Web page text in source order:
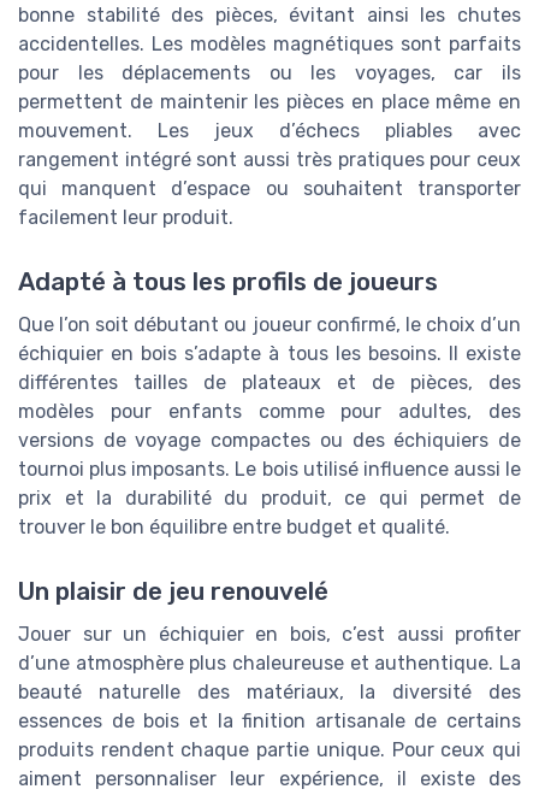
bonne stabilité des pièces, évitant ainsi les chutes
accidentelles. Les modèles magnétiques sont parfaits
pour les déplacements ou les voyages, car ils
permettent de maintenir les pièces en place même en
mouvement. Les jeux d’échecs pliables avec
rangement intégré sont aussi très pratiques pour ceux
qui manquent d’espace ou souhaitent transporter
facilement leur produit.
Adapté à tous les profils de joueurs
Que l’on soit débutant ou joueur confirmé, le choix d’un
échiquier en bois s’adapte à tous les besoins. Il existe
différentes tailles de plateaux et de pièces, des
modèles pour enfants comme pour adultes, des
versions de voyage compactes ou des échiquiers de
tournoi plus imposants. Le bois utilisé influence aussi le
prix et la durabilité du produit, ce qui permet de
trouver le bon équilibre entre budget et qualité.
Un plaisir de jeu renouvelé
Jouer sur un échiquier en bois, c’est aussi profiter
d’une atmosphère plus chaleureuse et authentique. La
beauté naturelle des matériaux, la diversité des
essences de bois et la finition artisanale de certains
produits rendent chaque partie unique. Pour ceux qui
aiment personnaliser leur expérience, il existe des